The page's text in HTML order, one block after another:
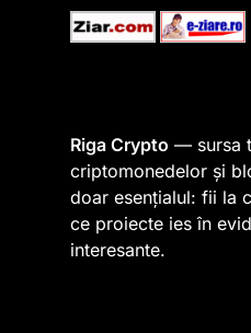
Riga Crypto — sursa
criptomonedelor și
doar esențialul: fii la
ce proiecte ies în
interesante.